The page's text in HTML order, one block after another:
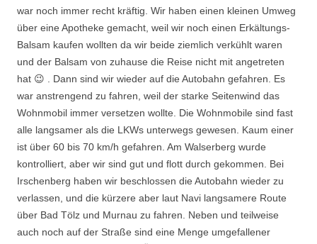
war noch immer recht kräftig. Wir haben einen kleinen Umweg
über eine Apotheke gemacht, weil wir noch einen Erkältungs-
Balsam kaufen wollten da wir beide ziemlich verkühlt waren
und der Balsam von zuhause die Reise nicht mit angetreten
hat 😉 . Dann sind wir wieder auf die Autobahn gefahren. Es
war anstrengend zu fahren, weil der starke Seitenwind das
Wohnmobil immer versetzen wollte. Die Wohnmobile sind fast
alle langsamer als die LKWs unterwegs gewesen. Kaum einer
ist über 60 bis 70 km/h gefahren. Am Walserberg wurde
kontrolliert, aber wir sind gut und flott durch gekommen. Bei
Irschenberg haben wir beschlossen die Autobahn wieder zu
verlassen, und die kürzere aber laut Navi langsamere Route
über Bad Tölz und Murnau zu fahren. Neben und teilweise
auch noch auf der Straße sind eine Menge umgefallener